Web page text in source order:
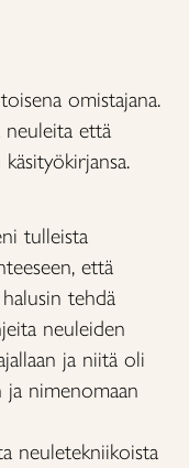
omistajana.
neuleita että
tulleista
että
tehdä
neuleiden
ja niitä oli
ja nimenomaan
neuletekniikoista